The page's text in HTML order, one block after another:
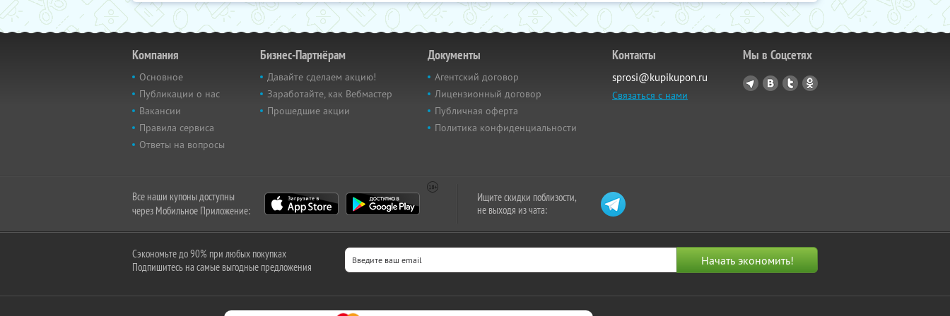
Компания
Основное
Публикации о нас
Вакансии
Правила сервиса
Ответы на вопросы
Бизнес-Партнёрам
Давайте сделаем акцию!
Заработайте, как Вебмастер
Прошедшие акции
Документы
Агентский договор
Лицензионный договор
Публичная оферта
Политика конфиденциальности
Контакты
sprosi@kupikupon.ru
Связаться с нами
Мы в Соцсетях
Все наши купоны доступны
через Мобильное Приложение:
Ищите скидки поблизости,
не выходя из чата:
Сэкономьте до 90% при любых покупках
Подпишитесь на самые выгодные предложения